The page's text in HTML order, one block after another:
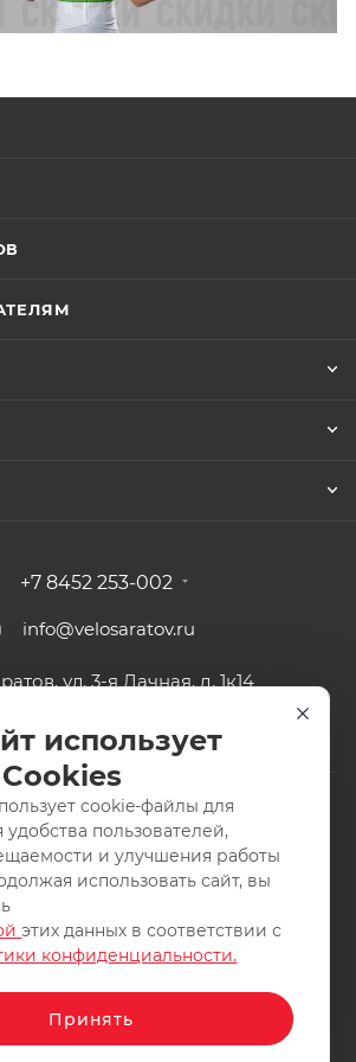
+7 8452 253-002
info@velosaratov.ru
ул. 3-я Дачная, д. 1к14
магазин спортивных товаров
публичной офертой. Все права
материалов и фотографий
запрещено.
использует
cookie-файлы для
пользователей,
и улучшения работы
использовать сайт, вы
этих данных в соответствии с
конфиденциальности.
Принять